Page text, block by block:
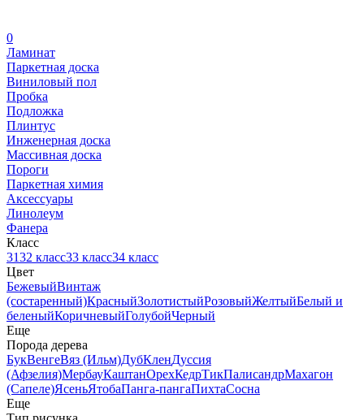
0
Ламинат
Паркетная доска
Виниловый пол
Пробка
Подложка
Плинтус
Инженерная доска
Массивная доска
Пороги
Паркетная химия
Аксессуары
Линолеум
Фанера
Класс
3132 класс33 класс34 класс
Цвет
БежевыйВинтаж
(состаренный)КрасныйЗолотистыйРозовыйЖелтыйБелый и
беленыйКоричневыйГолубойЧерный
Еще
Порода дерева
БукВенгеВяз (Ильм)ДубКленДуссия
(Афзелия)МербауКаштанОрехКедрТикПалисандрМахагон
(Сапеле)ЯсеньЯтобаПанга-пангаПихтаСосна
Еще